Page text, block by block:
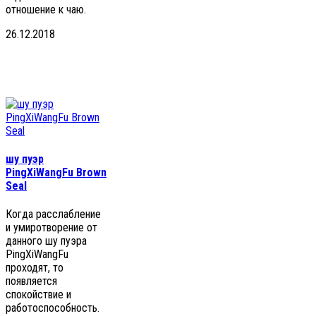
отношение к чаю.
26.12.2018
шу пуэр
PingXiWangFu Brown
Seal
Когда расслабление
и умиротворение от
данного шу пуэра
PingXiWangFu
проходят, то
появляется
спокойствие и
работоспособность.